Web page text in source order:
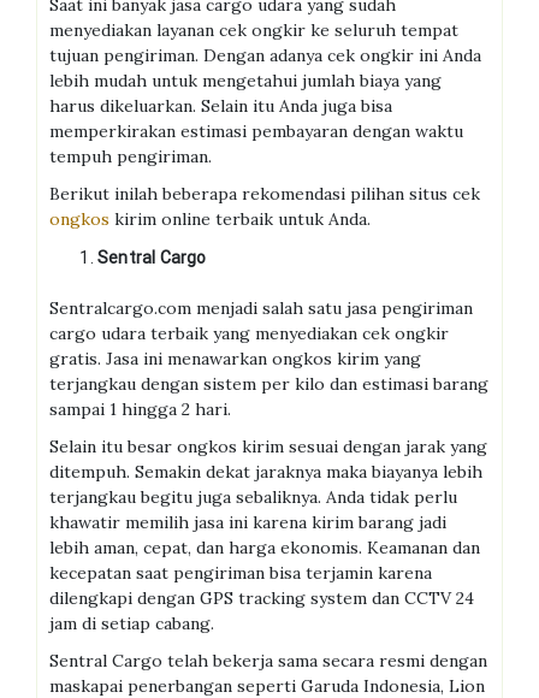
Saat ini banyak jasa cargo udara yang sudah
menyediakan layanan cek ongkir ke seluruh tempat
tujuan pengiriman. Dengan adanya cek ongkir ini Anda
lebih mudah untuk mengetahui jumlah biaya yang
harus dikeluarkan. Selain itu Anda juga bisa
memperkirakan estimasi pembayaran dengan waktu
tempuh pengiriman.
Berikut inilah beberapa rekomendasi pilihan situs cek
ongkos kirim online terbaik untuk Anda.
Sentral Cargo
Sentralcargo.com menjadi salah satu jasa pengiriman
cargo udara terbaik yang menyediakan cek ongkir
gratis. Jasa ini menawarkan ongkos kirim yang
terjangkau dengan sistem per kilo dan estimasi barang
sampai 1 hingga 2 hari.
Selain itu besar ongkos kirim sesuai dengan jarak yang
ditempuh. Semakin dekat jaraknya maka biayanya lebih
terjangkau begitu juga sebaliknya. Anda tidak perlu
khawatir memilih jasa ini karena kirim barang jadi
lebih aman, cepat, dan harga ekonomis. Keamanan dan
kecepatan saat pengiriman bisa terjamin karena
dilengkapi dengan GPS tracking system dan CCTV 24
jam di setiap cabang.
Sentral Cargo telah bekerja sama secara resmi dengan
maskapai penerbangan seperti Garuda Indonesia, Lion